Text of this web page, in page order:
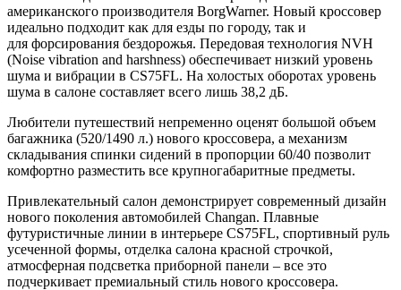
американского производителя BorgWarner. Новый кроссовер
идеально подходит как для езды по городу, так и
для форсирования бездорожья. Передовая технология NVH
(Noise vibration and harshness) обеспечивает низкий уровень
шума и вибрации в CS75FL. На холостых оборотах уровень
шума в салоне составляет всего лишь 38,2 дБ.
Любители путешествий непременно оценят большой объем
багажника (520/1490 л.) нового кроссовера, а механизм
складывания спинки сидений в пропорции 60/40 позволит
комфортно разместить все крупногабаритные предметы.
Привлекательный салон демонстрирует современный дизайн
нового поколения автомобилей Changan. Плавные
футуристичные линии в интерьере CS75FL, спортивный руль
усеченной формы, отделка салона красной строчкой,
атмосферная подсветка приборной панели – все это
подчеркивает премиальный стиль нового кроссовера.